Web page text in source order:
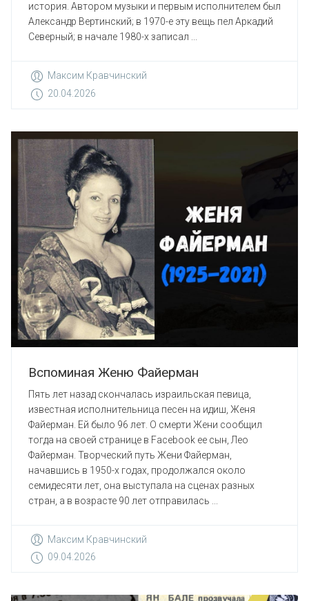
история. Автором музыки и первым исполнителем был
Александр Вертинский; в 1970-е эту вещь пел Аркадий
Северный; в начале 1980-х записал ...
Максим Кравчинский
20.04.2026
Вспоминая Женю Файерман
Пять лет назад скончалась израильская певица,
известная исполнительница песен на идиш, Женя
Файерман. Ей было 96 лет. О смерти Жени сообщил
тогда на своей странице в Facebook ее сын, Лео
Файерман. Творческий путь Жени Файерман,
начавшись в 1950-х годах, продолжался около
семидесяти лет, она выступала на сценах разных
стран, а в возрасте 90 лет отправилась ...
Максим Кравчинский
09.04.2026